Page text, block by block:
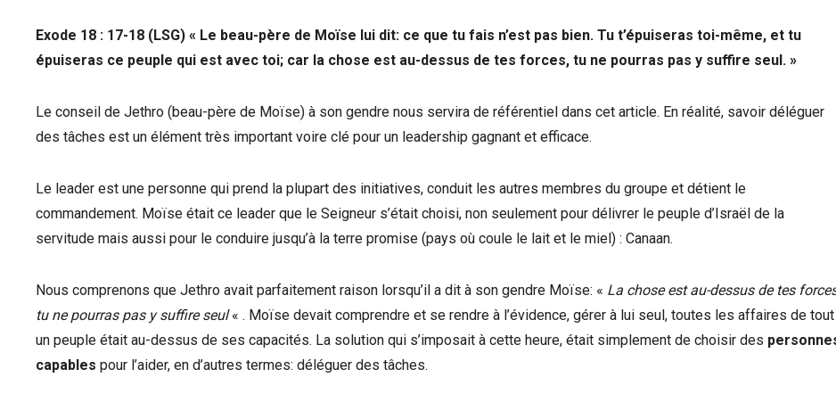
Exode 18 : 17-18 (LSG) « Le beau-père de Moïse lui dit: ce que tu fais n’est pas bien. Tu t’épuiseras toi-même, et tu
épuiseras ce peuple qui est avec toi; car la chose est au-dessus de tes forces, tu ne pourras pas y suffire seul. »
Le conseil de Jethro (beau-père de Moïse) à son gendre nous servira de référentiel dans cet article. En réalité, savoir déléguer
des tâches est un élément très important voire clé pour un leadership gagnant et efficace.
Le leader est une personne qui prend la plupart des initiatives, conduit les autres membres du groupe et détient le
commandement. Moïse était ce leader que le Seigneur s’était choisi, non seulement pour délivrer le peuple d’Israël de la
servitude mais aussi pour le conduire jusqu’à la terre promise (pays où coule le lait et le miel) : Canaan.
Nous comprenons que Jethro avait parfaitement raison lorsqu’il a dit à son gendre Moïse: « La chose est au-dessus de tes
tu ne pourras pas y suffire seul« . Moïse devait comprendre et se rendre à l’évidence, gérer à lui seul, toutes les affaires de tout
un peuple était au-dessus de ses capacités. La solution qui s’imposait à cette heure, était simplement de choisir des
capables pour l’aider, en d’autres termes: déléguer des tâches.